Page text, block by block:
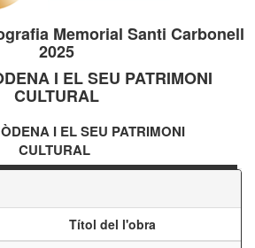
Memorial Santi Carbonell
2025
I EL SEU PATRIMONI
CULTURAL
I EL SEU PATRIMONI
CULTURAL
Títol del l'obra